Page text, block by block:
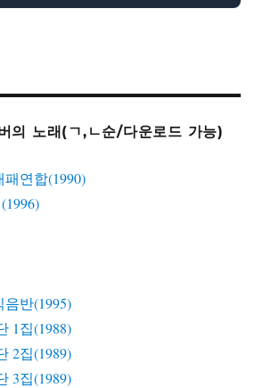
의 노래(ㄱ,ㄴ순/다운로드 가능)
연합(1990)
반(1995)
1집(1988)
2집(1989)
3집(1989)